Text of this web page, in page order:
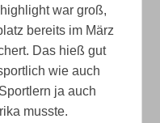
war groß,
bereits im März
Das hieß gut
wie auch
ja auch
musste.